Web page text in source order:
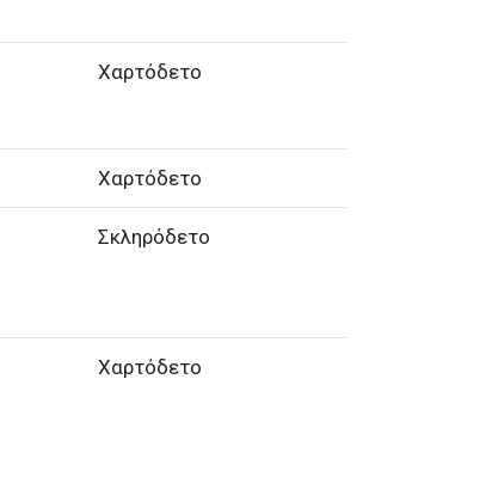
Χαρτόδετο
Χαρτόδετο
Σκληρόδετο
Χαρτόδετο